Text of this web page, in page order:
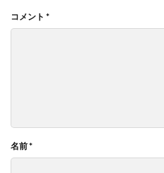
コメント *
名前*